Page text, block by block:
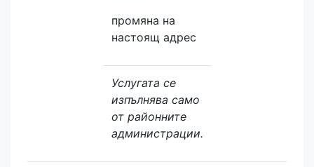
промяна на
настоящ адрес
Услугата се
изпълнява само
от районните
администрации.